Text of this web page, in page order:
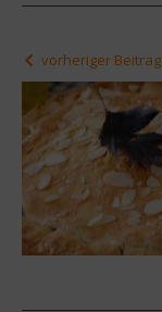
vorheriger Beitrag